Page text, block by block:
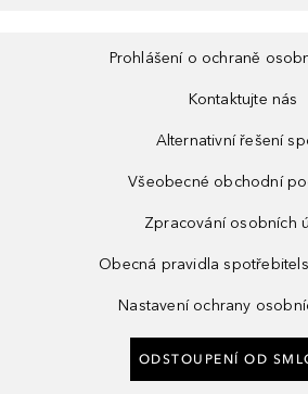
Prohlášení o ochraně
Kontaktujte nás
Alternativní řešení
Všeobecné obchodní
Zpracování osobních
Obecná pravidla
Nastavení ochrany
ODSTOUPENÍ OD